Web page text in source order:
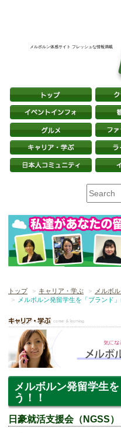
メルボルン体感サイト フレッシュな情報満載
トップ キャリア・学ぶ
メルボ
メルボルン発留学生を「ブランド」
メルボルン発留学生
う！！
日豪就活支援会（NGSS）